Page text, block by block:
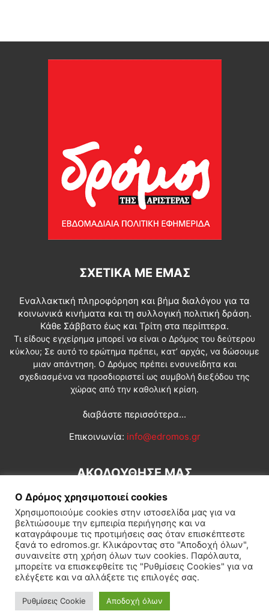
ΣΧΕΤΙΚΆ ΜΕ ΕΜΆΣ
Εναλλακτική πληροφόρηση και βήμα διαλόγου για τα
κοινωνικά κινήματα και τη συλλογική πολιτική δράση.
Κάθε Σάββατο έως και Τρίτη στα περίπτερα.
Τι είδους εγχείρημα μπορεί να είναι ο Δρόμος του δεύτερου
κύκλου; Σε αυτό το ερώτημα πρέπει, κατ’ αρχάς, να δώσουμε
μιαν απάντηση. Ο Δρόμος πρέπει ενσυνείδητα και
σχεδιασμένα να προσδιοριστεί ως συμβολή διεξόδου της
χώρας από την καθολική κρίση.
διαβάστε περισσότερα...
Επικοινωνία: info@edromos.gr
ΑΚΟΛΟΥΘΗΣΕ ΜΑΣ
Εγγραφή συνδρομητή Πολιτική Διεθνή Κοινωνία
Πολιτισμός Αφιερώματα
© Δρόμος της Αριστεράς
Ο Δρόμος χρησιμοποιεί cookies
Χρησιμοποιούμε cookies στην ιστοσελίδα μας για να
βελτιώσουμε την εμπειρία περιήγησης και να
καταγράφουμε τις προτιμήσεις σας όταν επισκέπτεστε
ξανά το edromos.gr. Κλικάροντας στο "Αποδοχή όλων",
συναινείτε στη χρήση όλων των cookies. Παρόλαυτα,
μπορείτε να επισκεφθείτε τις "Ρυθμίσεις Cookies" για να
ελέγξετε και να αλλάξετε τις επιλογές σας.
Ρυθμίσεις Cookie Αποδοχή όλων